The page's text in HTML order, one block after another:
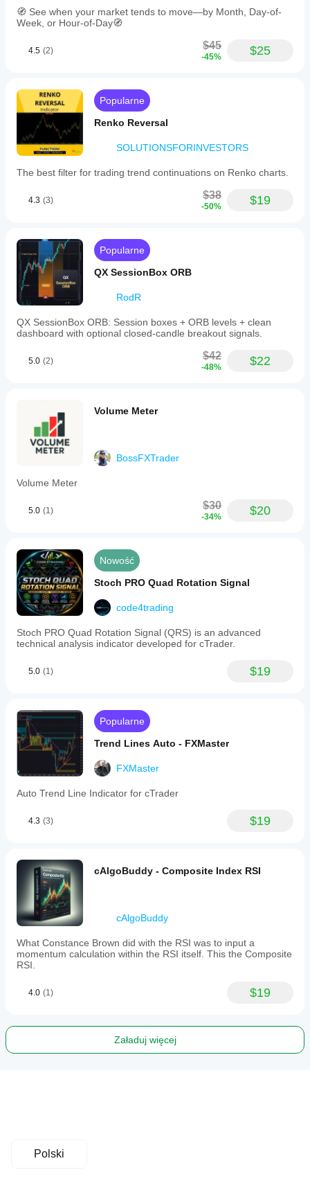
🧭 See when your market tends to move—by Month, Day-of-
Week, or Hour-of-Day🧭
4.5 (2) $45
-45% $25
Popularne
Renko Reversal
SOLUTIONSFORINVESTORS
The best filter for trading trend continuations on Renko charts.
4.3 (3) $38
-50% $19
Popularne
QX SessionBox ORB
RodR
QX SessionBox ORB: Session boxes + ORB levels + clean
dashboard with optional closed-candle breakout signals.
5.0 (2) $42
-48% $22
Volume Meter
BossFXTrader
Volume Meter
5.0 (1) $30
-34% $20
Nowość
Stoch PRO Quad Rotation Signal
code4trading
Stoc​h PRO Quad Rotation Signal (QRS) is an advanced
technical analysis indicator developed for cTrader.
5.0 (1) $19
Popularne
Trend Lines Auto - FXMaster
FXMaster
Auto Trend Line Indicator for cTrader
4.3 (3) $19
cAlgoBuddy - Composite Index RSI
cAlgoBuddy
What Constance Brown did with the RSI was to input a
momentum calculation within the RSI itself. This the Composite
RSI.
4.0 (1) $19
Załaduj więcej
Polski